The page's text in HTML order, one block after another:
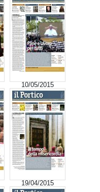
10/05/2015
19/04/2015